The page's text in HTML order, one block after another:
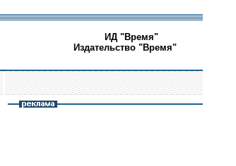
ИД "Время"
Издательство "Время"